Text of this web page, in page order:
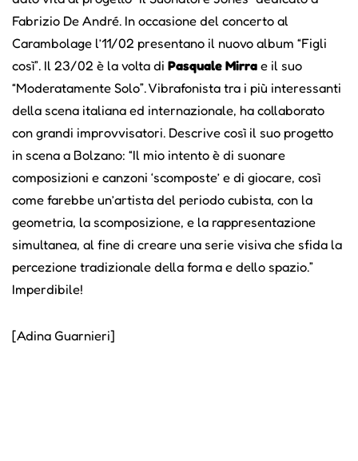
Fabrizio De André. In occasione del concerto al
Carambolage l’11/02 presentano il nuovo album “Figli
così”. Il 23/02 è la volta di Pasquale Mirra e il suo
“Moderatamente Solo”. Vibrafonista tra i più interessanti
della scena italiana ed internazionale, ha collaborato
con grandi improvvisatori. Descrive così il suo progetto
in scena a Bolzano: “Il mio intento è di suonare
composizioni e canzoni ‘scomposte’ e di giocare, così
come farebbe un’artista del periodo cubista, con la
geometria, la scomposizione, e la rappresentazione
simultanea, al fine di creare una serie visiva che sfida la
percezione tradizionale della forma e dello spazio.”
Imperdibile!
[Adina Guarnieri]